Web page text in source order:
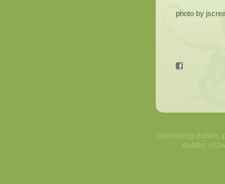
photo by
psycholog dublin,
dublin,